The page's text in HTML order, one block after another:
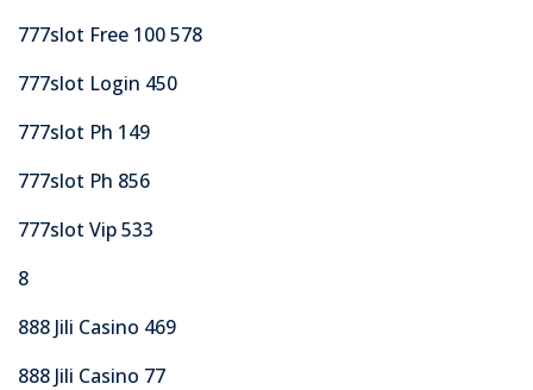
777slot Free 100 578
777slot Login 450
777slot Ph 149
777slot Ph 856
777slot Vip 533
8
888 Jili Casino 469
888 Jili Casino 77